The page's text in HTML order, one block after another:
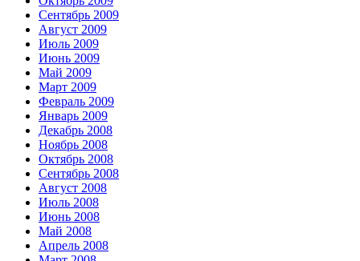
Сентябрь 2009
Август 2009
Июль 2009
Июнь 2009
Май 2009
Март 2009
Февраль 2009
Январь 2009
Декабрь 2008
Ноябрь 2008
Октябрь 2008
Сентябрь 2008
Август 2008
Июль 2008
Июнь 2008
Май 2008
Апрель 2008